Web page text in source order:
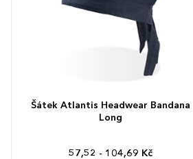
Šátek Atlantis Headwear Bandana
Long
57,52 - 104,69 Kč